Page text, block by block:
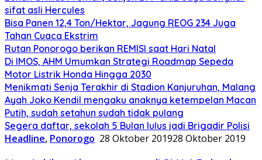
sifat asli Hercules
Bisa Panen 12,4 Ton/Hektar, Jagung REOG 234 Juga
Tahan Cuaca Ekstrim
Rutan Ponorogo berikan REMISI saat Hari Natal
Di IMOS, AHM Umumkan Strategi Roadmap Sepeda
Motor Listrik Honda Hingga 2030
Menikmati Senja Terakhir di Stadion Kanjuruhan, Malang
Ayah Joko Kendil mengaku anaknya ketempelan Macan
Putih, sudah setahun sudah tidak pulang
Segera daftar, sekolah 5 Bulan lulus jadi Brigadir Polisi
Headline, Ponorogo 28 Oktober 201928 Oktober 2019